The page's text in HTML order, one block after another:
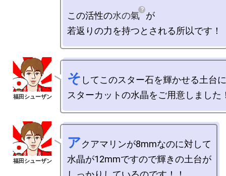
この活性の水の氣
が
そ してこのスター石を輝かせる土台に
アクアマリンが8mmなのに対して
水晶が12mmですので輝きの土台が